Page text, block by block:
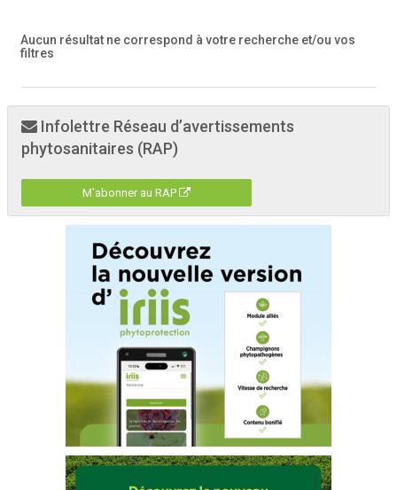
Aucun résultat ne correspond à votre recherche et/ou vos
filtres
Infolettre Réseau d’avertissements
phytosanitaires (RAP)
M'abonner au RAP